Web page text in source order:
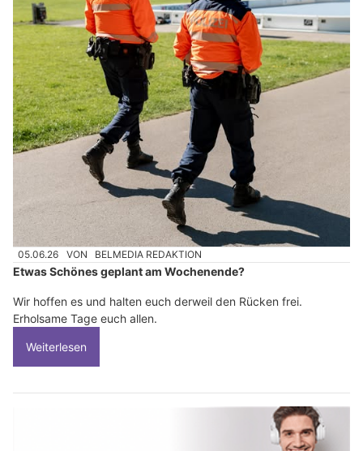
05.06.26 VON BELMEDIA REDAKTION
Etwas Schönes geplant am Wochenende?
Wir hoffen es und halten euch derweil den Rücken frei.
Erholsame Tage euch allen.
Weiterlesen